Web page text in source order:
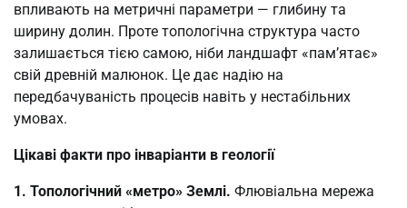
впливають на метричні параметри — глибину та
ширину долин. Проте топологічна структура часто
залишається тією самою, ніби ландшафт «пам’ятає»
свій древній малюнок. Це дає надію на
передбачуваність процесів навіть у нестабільних
умовах.
Цікаві факти про інваріанти в геології
1. Топологічний «метро» Землі. Флювіальна мережа